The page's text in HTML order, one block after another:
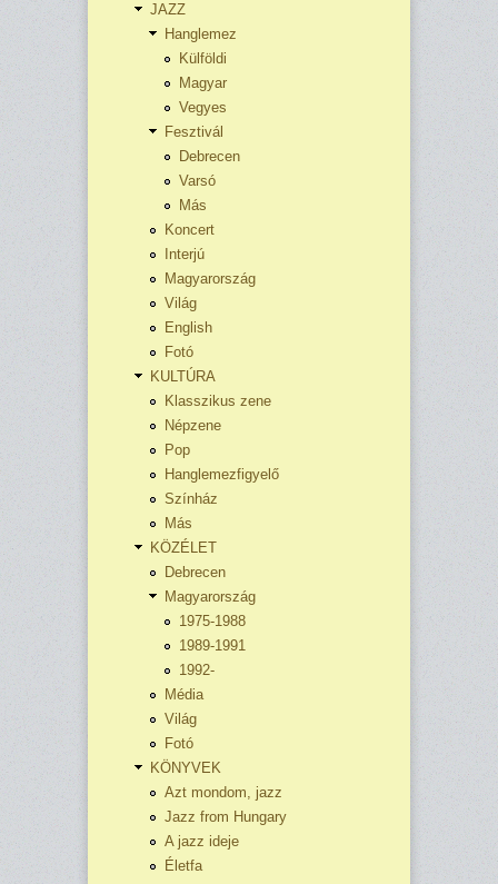
JAZZ
Hanglemez
Külföldi
Magyar
Vegyes
Fesztivál
Debrecen
Varsó
Más
Koncert
Interjú
Magyarország
Világ
English
Fotó
KULTÚRA
Klasszikus zene
Népzene
Pop
Hanglemezfigyelő
Színház
Más
KÖZÉLET
Debrecen
Magyarország
1975-1988
1989-1991
1992-
Média
Világ
Fotó
KÖNYVEK
Azt mondom, jazz
Jazz from Hungary
A jazz ideje
Életfa